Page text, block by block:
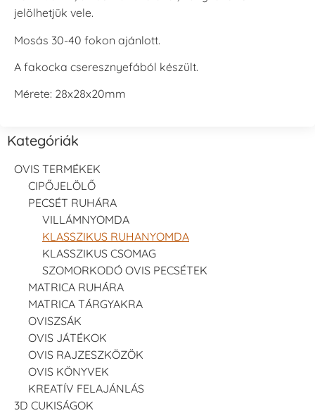
jelölhetjük vele.
Mosás 30-40 fokon ajánlott.
A fakocka cseresznyefából készült.
Mérete: 28x28x20mm
Kategóriák
OVIS TERMÉKEK
CIPŐJELÖLŐ
PECSÉT RUHÁRA
VILLÁMNYOMDA
KLASSZIKUS RUHANYOMDA
KLASSZIKUS CSOMAG
SZOMORKODÓ OVIS PECSÉTEK
MATRICA RUHÁRA
MATRICA TÁRGYAKRA
OVISZSÁK
OVIS JÁTÉKOK
OVIS RAJZESZKÖZÖK
OVIS KÖNYVEK
KREATÍV FELAJÁNLÁS
3D CUKISÁGOK